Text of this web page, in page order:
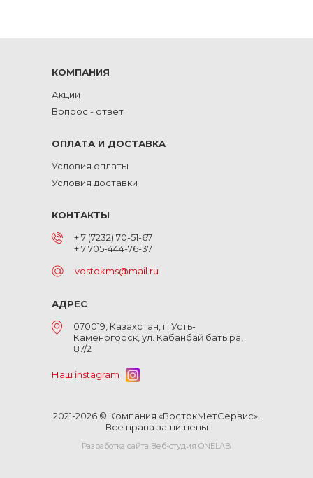
КОМПАНИЯ
Акции
Вопрос - ответ
ОПЛАТА И ДОСТАВКА
Условия оплаты
Условия доставки
КОНТАКТЫ
+ 7 (7232) 70-51-67
+ 7 705-444-76-37
vostokms@mail.ru
АДРЕС
070019, Казахстан, г. Усть-
Каменогорск, ул. Кабанбай батыра,
87/2
Наш instagram
2021-2026 © Компания «ВостокМетСервис».
Все права защищены
Разработка сайта Веб-студия ONELAB